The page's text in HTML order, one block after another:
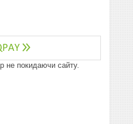
не покидаючи сайту.